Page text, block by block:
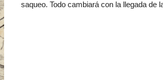
saqueo. Todo cambiará con la llegada de